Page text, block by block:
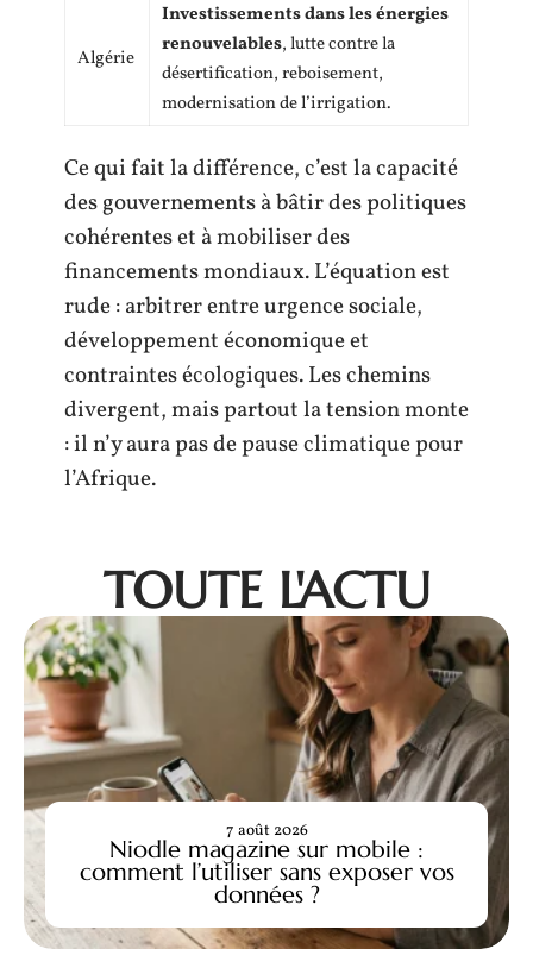
Algérie
Investissements dans les énergies
renouvelables, lutte contre la
désertification, reboisement,
modernisation de l’irrigation.
Ce qui fait la différence, c’est la capacité
des gouvernements à bâtir des politiques
cohérentes et à mobiliser des
financements mondiaux. L’équation est
rude : arbitrer entre urgence sociale,
développement économique et
contraintes écologiques. Les chemins
divergent, mais partout la tension monte
: il n’y aura pas de pause climatique pour
l’Afrique.
TOUTE L'ACTU
Niodle magazine sur mobile :
comment l’utiliser sans exposer vos
données ?
7 août 2026